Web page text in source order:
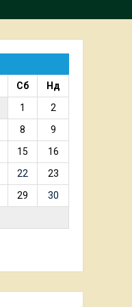
Сб
Нд
1
2
8
9
15
16
22
23
29
30